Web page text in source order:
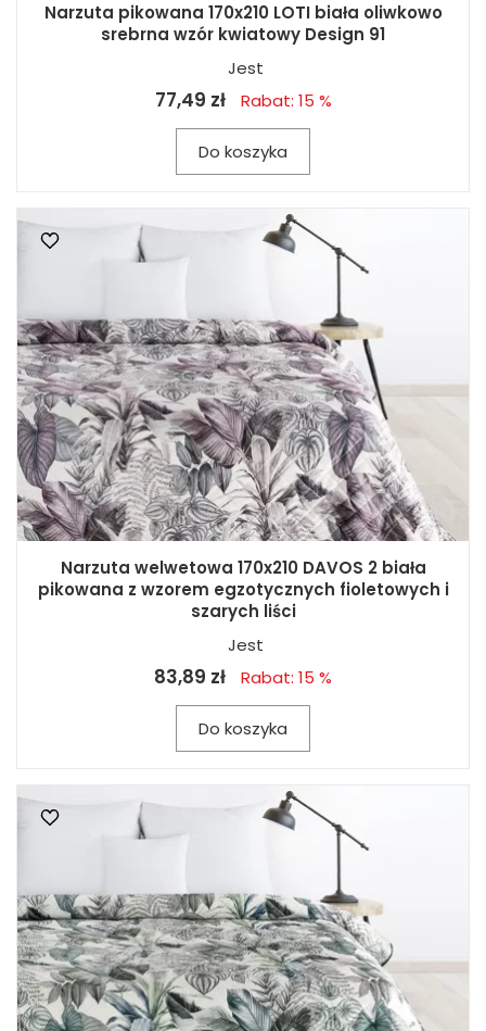
Narzuta pikowana 170x210 LOTI biała oliwkowo
srebrna wzór kwiatowy Design 91
Jest
77,49 zł Rabat: 15 %
Do koszyka
Narzuta welwetowa 170x210 DAVOS 2 biała
pikowana z wzorem egzotycznych fioletowych i
szarych liści
Jest
83,89 zł Rabat: 15 %
Do koszyka